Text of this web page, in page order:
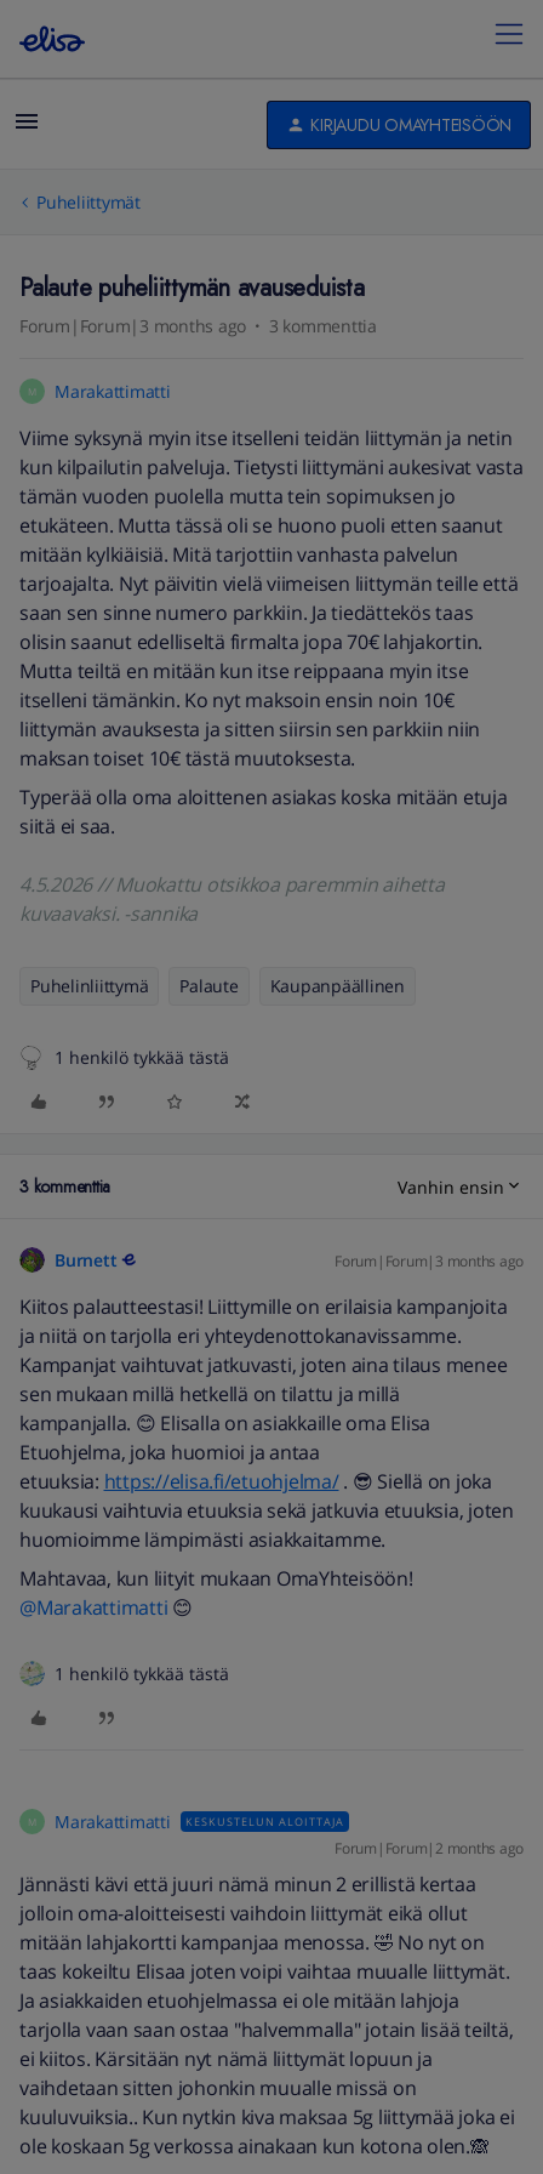
KIRJAUDU OMAYHTEISÖÖN
Puheliittymät
Palaute puheliittymän avauseduista
Forum|Forum|3 months ago 3 kommenttia
M Marakattimatti
Viime syksynä myin itse itselleni teidän liittymän ja netin
kun kilpailutin palveluja. Tietysti liittymäni aukesivat vasta
tämän vuoden puolella mutta tein sopimuksen jo
etukäteen. Mutta tässä oli se huono puoli etten saanut
mitään kylkiäisiä. Mitä tarjottiin vanhasta palvelun
tarjoajalta. Nyt päivitin vielä viimeisen liittymän teille että
saan sen sinne numero parkkiin. Ja tiedättekös taas
olisin saanut edelliseltä firmalta jopa 70€ lahjakortin.
Mutta teiltä en mitään kun itse reippaana myin itse
itselleni tämänkin. Ko nyt maksoin ensin noin 10€
liittymän avauksesta ja sitten siirsin sen parkkiin niin
maksan toiset 10€ tästä muutoksesta.
Typerää olla oma aloittenen asiakas koska mitään etuja
siitä ei saa.
4.5.2026 // Muokattu otsikkoa paremmin aihetta
kuvaavaksi. -sannika
Puhelinliittymä Palaute Kaupanpäällinen
1 henkilö tykkää tästä
3 kommenttia Vanhin ensin
Burnett Forum|Forum|3 months ago
Kiitos palautteestasi! Liittymille on erilaisia kampanjoita
ja niitä on tarjolla eri yhteydenottokanavissamme.
Kampanjat vaihtuvat jatkuvasti, joten aina tilaus menee
sen mukaan millä hetkellä on tilattu ja millä
kampanjalla. 😊 Elisalla on asiakkaille oma Elisa
Etuohjelma, joka huomioi ja antaa
etuuksia: https://elisa.fi/etuohjelma/. 😎 Siellä on joka
kuukausi vaihtuvia etuuksia sekä jatkuvia etuuksia, joten
huomioimme lämpimästi asiakkaitamme.
Mahtavaa, kun liityit mukaan OmaYhteisöön! ​
@Marakattimatti 😊
1 henkilö tykkää tästä
M Marakattimatti KESKUSTELUN ALOITTAJA
Forum|Forum|2 months ago
Jännästi kävi että juuri nämä minun 2 erillistä kertaa
jolloin oma-aloitteisesti vaihdoin liittymät eikä ollut
mitään lahjakortti kampanjaa menossa. 🤣 No nyt on
taas kokeiltu Elisaa joten voipi vaihtaa muualle liittymät.
Ja asiakkaiden etuohjelmassa ei ole mitään lahjoja
tarjolla vaan saan ostaa "halvemmalla" jotain lisää teiltä,
ei kiitos. Kärsitään nyt nämä liittymät lopuun ja
vaihdetaan sitten johonkin muualle missä on
kuuluvuiksia.. Kun nytkin kiva maksaa 5g liittymää joka ei
ole koskaan 5g verkossa ainakaan kun kotona olen.🙈